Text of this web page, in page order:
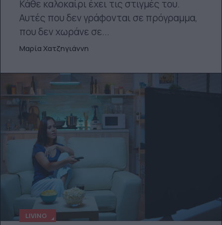
Κάθε καλοκαίρι έχει τις στιγμές του.
Αυτές που δεν γράφονται σε πρόγραμμα,
που δεν χωράνε σε...
Μαρία Χατζηγιάννη
LIVING